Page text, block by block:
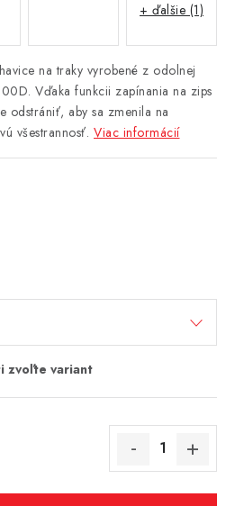
na traky vyrobené z odolnej
Vďaka funkcii zapínania na zips
odstrániť, aby sa zmenila na
všestrannosť. Viac informácií
+ ďalšie (1)